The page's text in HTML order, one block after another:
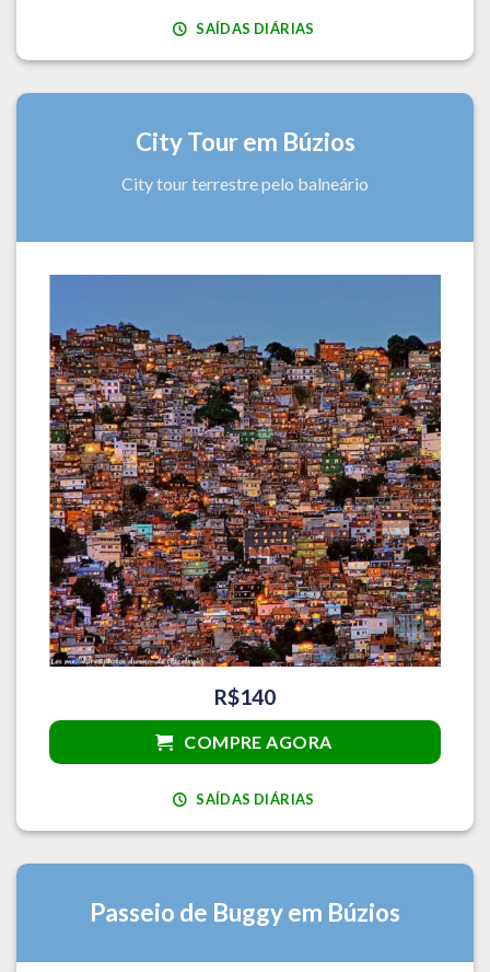
SAÍDAS DIÁRIAS
City Tour em Búzios
City tour terrestre pelo balneário
R$140
COMPRE AGORA
SAÍDAS DIÁRIAS
Passeio de Buggy em Búzios